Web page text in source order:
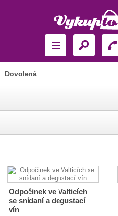
Dovolená
Odpočinek ve Valticích
se snídaní a degustací
vín